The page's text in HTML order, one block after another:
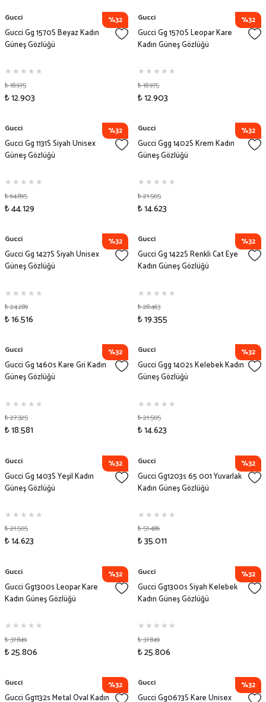
%32
Gucci
Gucci Gg 1570S Beyaz Kadın
Güneş Gözlüğü
₺ 18.975
₺ 12.903
%32
Gucci
Gucci Gg 1570S Leopar Kare
Kadın Güneş Gözlüğü
₺ 18.975
₺ 12.903
%32
Gucci
Gucci Gg 1131S Siyah Unisex
Güneş Gözlüğü
₺ 64.895
₺ 44.129
%32
Gucci
Gucci Ggg 1402S Krem Kadın
Güneş Gözlüğü
₺ 21.505
₺ 14.623
%32
Gucci
Gucci Gg 1427S Siyah Unisex
Güneş Gözlüğü
₺ 24.289
₺ 16.516
%32
Gucci
Gucci Gg 1422S Renkli Cat Eye
Kadın Güneş Gözlüğü
₺ 28.463
₺ 19.355
%32
Gucci
Gucci Gg 1460s Kare Gri Kadın
Güneş Gözlüğü
₺ 27.325
₺ 18.581
%32
Gucci
Gucci Ggg 1402s Kelebek Kadın
Güneş Gözlüğü
₺ 21.505
₺ 14.623
%32
Gucci
Gucci Gg 1403S Yeşil Kadın
Güneş Gözlüğü
₺ 21.505
₺ 14.623
%32
Gucci
Gucci Gg1203s 65 001 Yuvarlak
Kadın Güneş Gözlüğü
₺ 51.486
₺ 35.011
%32
Gucci
Gucci Gg1300s Leopar Kare
Kadın Güneş Gözlüğü
₺ 37.849
₺ 25.806
%32
Gucci
Gucci Gg1300s Siyah Kelebek
Kadın Güneş Gözlüğü
₺ 37.849
₺ 25.806
%32
Gucci
Gucci Gg1132s Metal Oval Kadın
%32
Gucci
Gucci Gg0673S Kare Unisex